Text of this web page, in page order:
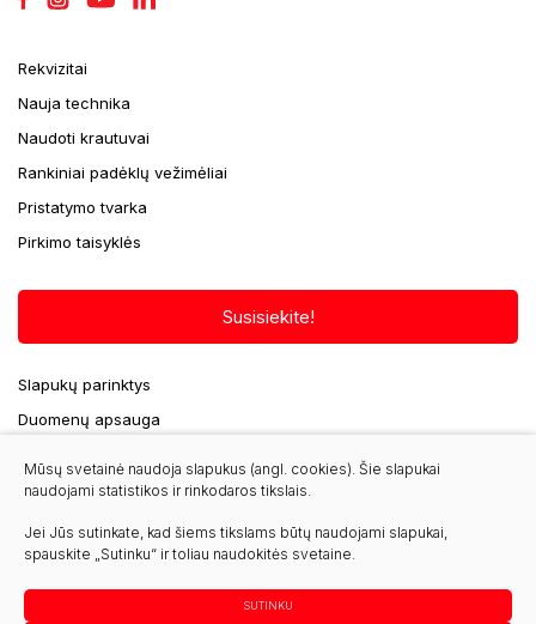
Rekvizitai
Nauja technika
Naudoti krautuvai
Rankiniai padėklų vežimėliai
Pristatymo tvarka
Pirkimo taisyklės
Susisiekite!
Slapukų parinktys
Duomenų apsauga
seminga@krautuvas.lt
Mūsų svetainė naudoja slapukus (angl. cookies). Šie slapukai
naudojami statistikos ir rinkodaros tikslais.
Jei Jūs sutinkate, kad šiems tikslams būtų naudojami slapukai,
spauskite „Sutinku“ ir toliau naudokitės svetaine.
SUTINKU